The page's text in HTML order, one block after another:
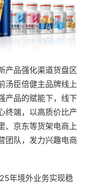
产品强化渠道货盘区
汤臣倍健主品牌线上
产品的赋能下，线下
终端，以高质价比产
、京东等货架电商上
团队，发力兴趣电商
年境外业务实现稳